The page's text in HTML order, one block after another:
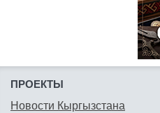
ПРОЕКТЫ
Новости Кыргызстана